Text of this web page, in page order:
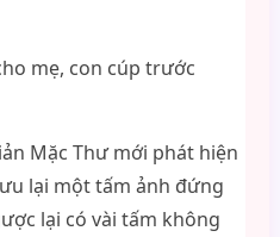
mẹ, con cúp trước
Mặc Thư mới phát hiện
lại một tấm ảnh đứng
lại có vài tấm không